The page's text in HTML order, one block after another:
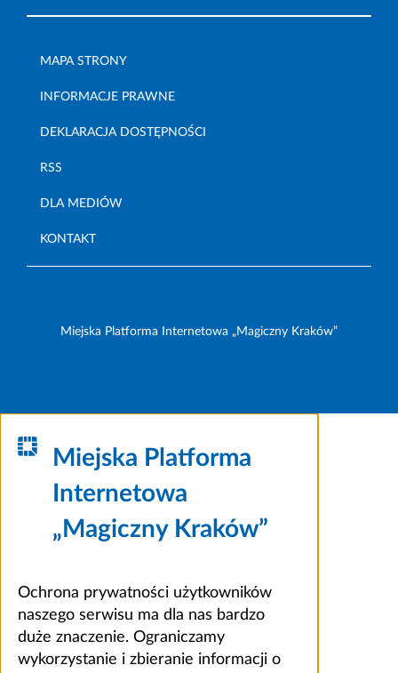
MAPA STRONY
INFORMACJE PRAWNE
DEKLARACJA DOSTĘPNOŚCI
RSS
DLA MEDIÓW
KONTAKT
Miejska Platforma Internetowa „Magiczny Kraków”
Miejska Platforma
Internetowa
„Magiczny Kraków”
Ochrona prywatności użytkowników
naszego serwisu ma dla nas bardzo
duże znaczenie. Ograniczamy
wykorzystanie i zbieranie informacji o